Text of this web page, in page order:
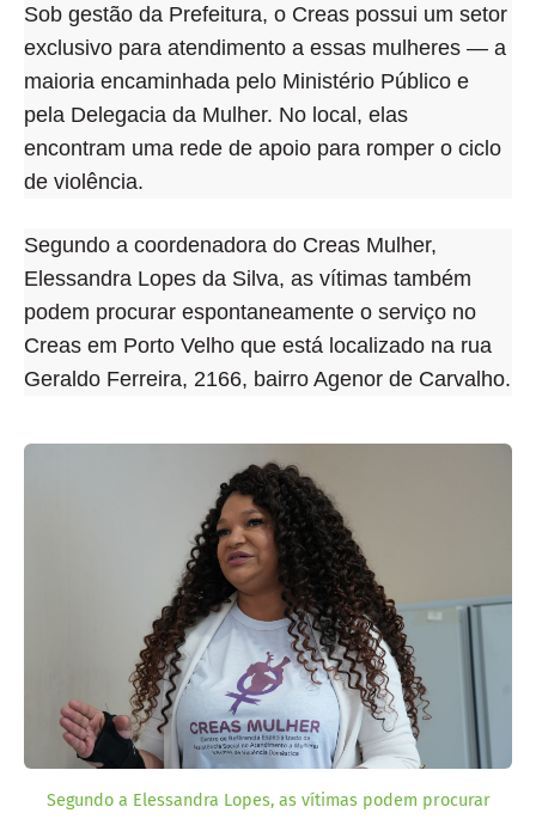
Sob gestão da Prefeitura, o Creas possui um setor
exclusivo para atendimento a essas mulheres — a
maioria encaminhada pelo Ministério Público e
pela Delegacia da Mulher. No local, elas
encontram uma rede de apoio para romper o ciclo
de violência.
Segundo a coordenadora do Creas Mulher,
Elessandra Lopes da Silva, as vítimas também
podem procurar espontaneamente o serviço no
Creas em Porto Velho que está localizado na rua
Geraldo Ferreira, 2166, bairro Agenor de Carvalho.
Segundo a Elessandra Lopes, as vítimas podem procurar